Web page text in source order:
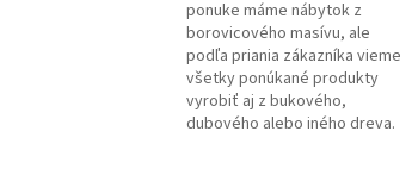
ponuke máme nábytok z
borovicového masívu, ale
podľa priania zákazníka vieme
všetky ponúkané produkty
vyrobiť aj z bukového,
dubového alebo iného dreva.